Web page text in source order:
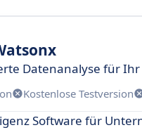
Datenanalyse für
Kostenlose Testversion
Software für